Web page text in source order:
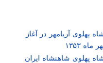
پهلوی آریامهر در آغاز
پهلوی شاهنشاه ایران